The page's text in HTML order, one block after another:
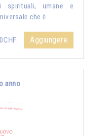
spirituali, umane e
che è …
Aggiungere
anno